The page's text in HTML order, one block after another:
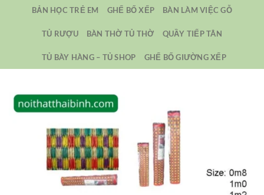
BẢN HỌC TRẺ EM GHẾ BỐ XẾP BÀN LÀM VIỆC GỖ
TỦ RƯỢU BÀN THỜ TỦ THỜ QUẦY TIẾP TÂN
TỦ BÀY HÀNG – TỦ SHOP GHẾ BỐ GIƯỜNG XẾP